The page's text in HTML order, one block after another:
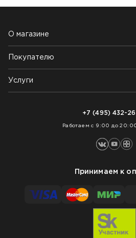
О магазине
Почему выбирают нас
Контакты
Блог
Покупателю
Возврат товара
Как заказать
Услуги
+7 (495) 432-
Работаем с 9:00 до
Принимаем к